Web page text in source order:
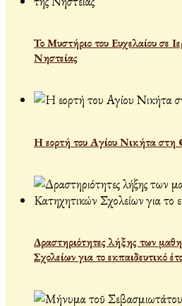
Το Μυστήριο του Ευχελαίου σε
Νηστείας
Η εορτή του Αγίου Νικήτα
Δραστηριότητες λήξης των
Σχολείων για το εκπαιδευτικό